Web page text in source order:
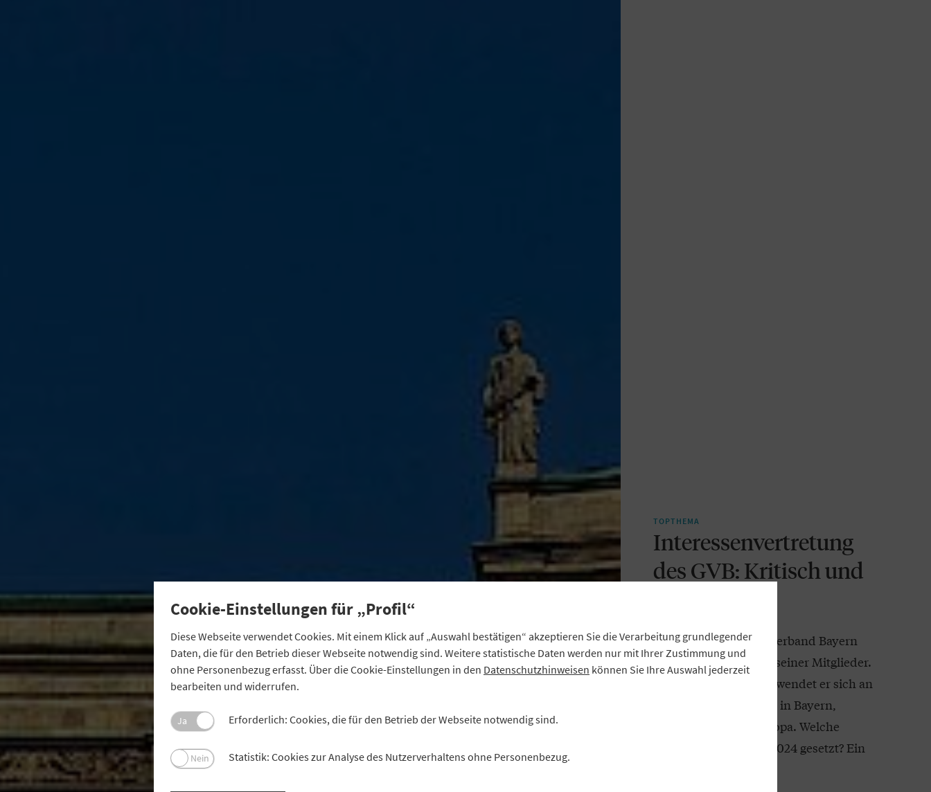
TOPTHEMA
Interessenvertretung
des GVB: Kritisch und
Der Genossenschaftsverband Bayern
vertritt die Interessen seiner Mitglieder.
Mit seinen Positionen wendet er sich an
politische Entscheider in Bayern,
Deutschland und Europa. Welche
Schwerpunkte hat er 2024 gesetzt? Ein
Cookie-Einstellungen für „Profil“
Diese Webseite verwendet Cookies. Mit einem Klick auf „Auswahl bestätigen“ akzeptieren Sie die Verarbeitung grundlegender
Daten, die für den Betrieb dieser Webseite notwendig sind. Weitere statistische Daten werden nur mit Ihrer Zustimmung und
ohne Personenbezug erfasst. Über die Cookie-Einstellungen in den Datenschutzhinweisen können Sie Ihre Auswahl jederzeit
bearbeiten und widerrufen.
Ja Erforderlich: Cookies, die für den Betrieb der Webseite notwendig sind.
Nein Statistik: Cookies zur Analyse des Nutzerverhaltens ohne Personenbezug.